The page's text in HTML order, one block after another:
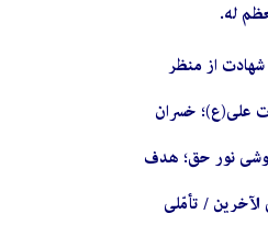
له.
از منظر
خسران
نور حق؛ هدف
/ تأمّلی